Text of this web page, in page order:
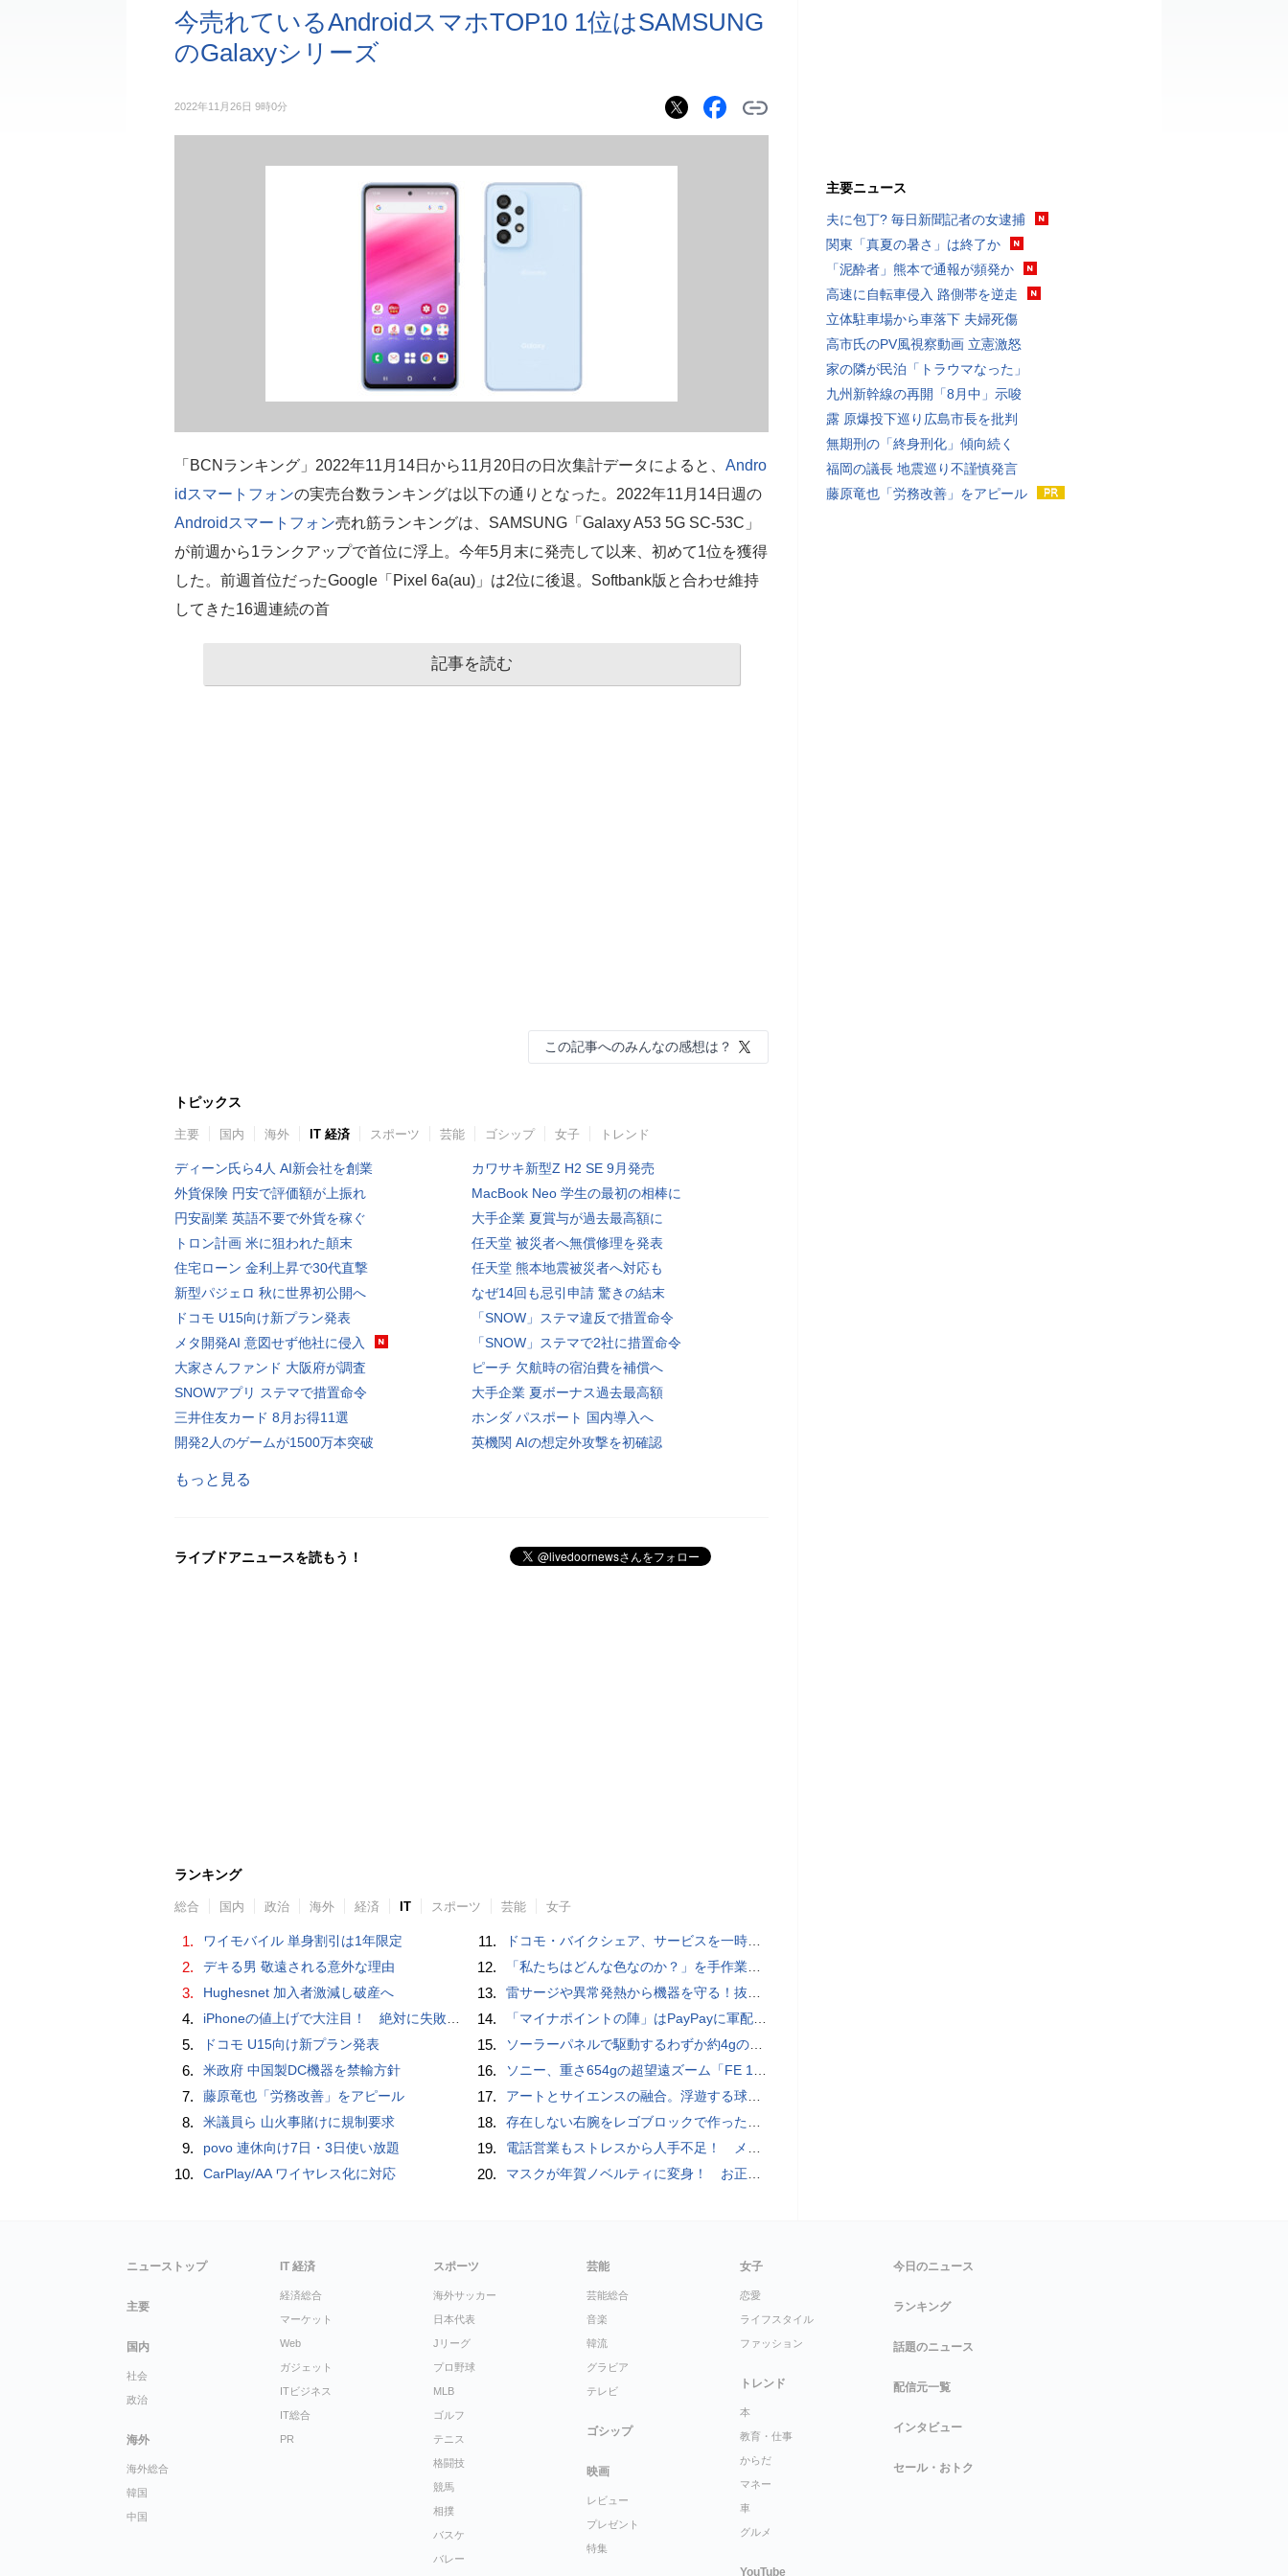
今売れているAndroidスマホTOP10 1位はSAMSUNG
のGalaxyシリーズ
2022年11月26日 9時0分
「BCNランキング」2022年11月14日から11月20日の日次集計データによると、 Andro
id スマートフォンの実売台数ランキングは以下の通りとなった。2022年11月14日週の
Android スマートフォン売れ筋ランキングは、SAMSUNG「Galaxy A53 5G SC-53C」
が前週から1ランクアップで首位に浮上。今年5月末に発売して以来、初めて1位を獲得
した。前週首位だったGoogle「Pixel 6a(au)」は2位に後退。Softbank版と合わせ維持
してきた16週連続の首
記事を読む
この記事へのみんなの感想は？
トピックス
主要 国内 海外 IT 経済 スポーツ 芸能 ゴシップ 女子 トレンド
ディーン氏ら4人 AI新会社を創業
外貨保険 円安で評価額が上振れ
円安副業 英語不要で外貨を稼ぐ
トロン計画 米に狙われた顛末
住宅ローン 金利上昇で30代直撃
新型パジェロ 秋に世界初公開へ
ドコモ U15向け新プラン発表
メタ開発AI 意図せず他社に侵入
大家さんファンド 大阪府が調査
SNOWアプリ ステマで措置命令
三井住友カード 8月お得11選
開発2人のゲームが1500万本突破
カワサキ新型Z H2 SE 9月発売
MacBook Neo 学生の最初の相棒に
大手企業 夏賞与が過去最高額に
任天堂 被災者へ無償修理を発表
任天堂 熊本地震被災者へ対応も
なぜ14回も忌引申請 驚きの結末
「SNOW」ステマ違反で措置命令
「SNOW」ステマで2社に措置命令
ピーチ 欠航時の宿泊費を補償へ
大手企業 夏ボーナス過去最高額
ホンダ パスポート 国内導入へ
英機関 AIの想定外攻撃を初確認
もっと見る
ライブドアニュースを読もう！
ランキング
総合 国内 政治 海外 経済 IT スポーツ 芸能 女子
1. ワイモバイル 単身割引は1年限定
2. デキる男 敬遠される意外な理由
3. Hughesnet 加入者激減し破産へ
4. iPhoneの値上げで大注目！ 絶対に失敗しない「中古スマホ」の売り方＆買い方
5. ドコモ U15向け新プラン発表
6. 米政府 中国製DC機器を禁輸方針
7. 藤原竜也「労務改善」をアピール
8. 米議員ら 山火事賭けに規制要求
9. povo 連休向け7日・3日使い放題
10. CarPlay/AA ワイヤレス化に対応
11. ドコモ・バイクシェア、サービスを一時停止 不具合の復旧が見通せないため
12. 「私たちはどんな色なのか？」を手作業でデータ分析して人間の肌の色を表現する新しい色空間を構築した「Inclusive Color Space」
13. 雷サージや異常発熱から機器を守る！抜け止め仕様の3P-2P変換アダプタ
14. 「マイナポイントの陣」はPayPayに軍配！ 燻製できちゃう鍋、グラスドームクッカー
15. ソーラーパネルで駆動するわずか約4gの超軽量ドローン「CoulombFly」
16. ソニー、重さ654gの超望遠ズーム「FE 100-400mm F5.6-8 OSS」 実売14万円前後
17. アートとサイエンスの融合。浮遊する球体インテリア「Buda Ball(ブダボール)」
18. 存在しない右腕をレゴブロックで作った少年ビルダーが登場
19. 電話営業もストレスから人手不足！ メンタルに心配ない会話AI 「Sakura TALK」が営業電話をかける時代がくる
20. マスクが年賀ノベルティに変身！ お正月特別パッケージの注文受付開始
主要ニュース
夫に包丁? 毎日新聞記者の女逮捕
関東「真夏の暑さ」は終了か
「泥酔者」熊本で通報が頻発か
高速に自転車侵入 路側帯を逆走
立体駐車場から車落下 夫婦死傷
高市氏のPV風視察動画 立憲激怒
家の隣が民泊「トラウマなった」
九州新幹線の再開「8月中」示唆
露 原爆投下巡り広島市長を批判
無期刑の「終身刑化」傾向続く
福岡の議長 地震巡り不謹慎発言
藤原竜也「労務改善」をアピール
ニューストップ
主要
国内
社会
政治
海外
海外総合
韓国
中国
IT 経済
経済総合
マーケット
Web
ガジェット
ITビジネス
IT総合
PR
スポーツ
海外サッカー
日本代表
Jリーグ
プロ野球
MLB
ゴルフ
テニス
格闘技
競馬
相撲
バスケ
バレー
芸能
芸能総合
音楽
韓流
グラビア
テレビ
ゴシップ
映画
レビュー
プレゼント
特集
女子
恋愛
ライフスタイル
ファッション
トレンド
本
教育・仕事
からだ
マネー
車
グルメ
YouTube
今日のニュース
ランキング
話題のニュース
配信元一覧
インタビュー
セール・おトク